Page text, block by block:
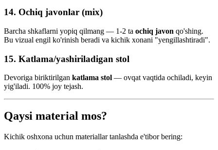
14. Ochiq javonlar (mix)
Barcha shkaflarni yopiq qilmang — 1-2 ta ochiq javon qo'shing.
Bu vizual engil ko'rinish beradi va kichik xonani "yengillashtiradi".
15. Katlama/yashiriladigan stol
Devoriga biriktirilgan katlama stol — ovqat vaqtida ochiladi, keyin
yig'iladi. 100% joy tejash.
Qaysi material mos?
Kichik oshxona uchun materiallar tanlashda e'tibor bering: